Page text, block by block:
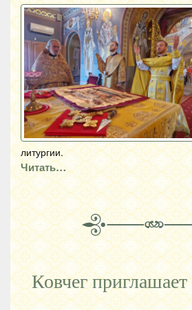
литургии.
Читать…
Ковчег приглашает